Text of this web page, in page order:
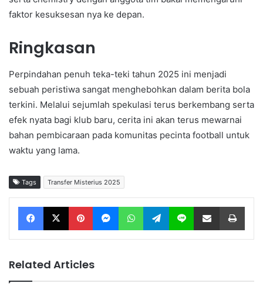
faktor kesuksesan nya ke depan.
Ringkasan
Perpindahan penuh teka-teki tahun 2025 ini menjadi
sebuah peristiwa sangat menghebohkan dalam berita bola
terkini. Melalui sejumlah spekulasi terus berkembang serta
efek nyata bagi klub baru, cerita ini akan terus mewarnai
bahan pembicaraan pada komunitas pecinta football untuk
waktu yang lama.
Tags Transfer Misterius 2025
Facebook X Pinterest Messenger WhatsApp Telegram Line Share via Email
Related Articles